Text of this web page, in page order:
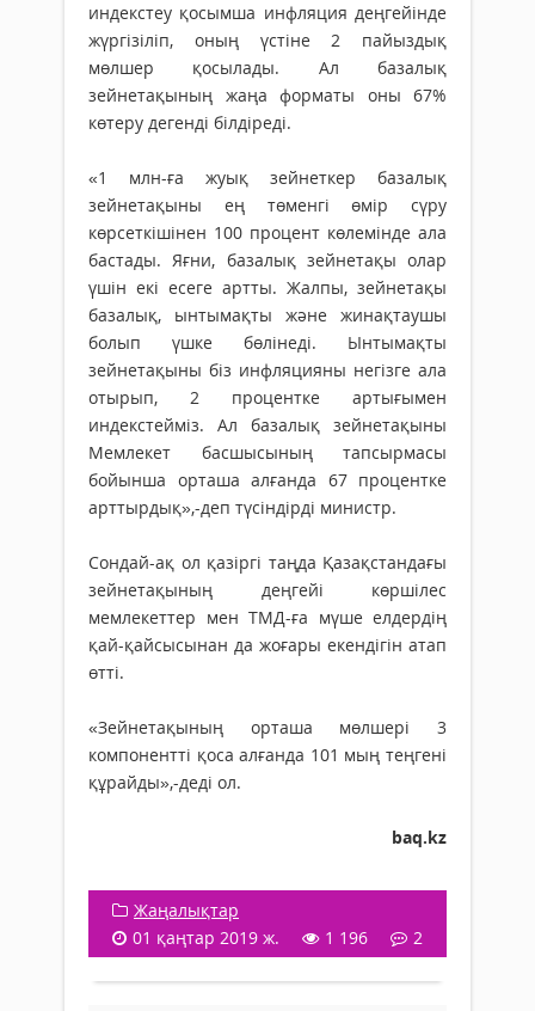
индекстеу қосымша инфляция деңгейінде
жүргізіліп, оның үстіне 2 пайыздық
мөлшер қосылады. Ал базалық
зейнетақының жаңа форматы оны 67%
көтеру дегенді білдіреді.
«1 млн-ға жуық зейнеткер базалық
зейнетақыны ең төменгі өмір сүру
көрсеткішінен 100 процент көлемінде ала
бастады. Яғни, базалық зейнетақы олар
үшін екі есеге артты. Жалпы, зейнетақы
базалық, ынтымақты және жинақтаушы
болып үшке бөлінеді. Ынтымақты
зейнетақыны біз инфляцияны негізге ала
отырып, 2 процентке артығымен
индекстейміз. Ал базалық зейнетақыны
Мемлекет басшысының тапсырмасы
бойынша орташа алғанда 67 процентке
арттырдық»,-деп түсіндірді министр.
Сондай-ақ ол қазіргі таңда Қазақстандағы
зейнетақының деңгейі көршілес
мемлекеттер мен ТМД-ға мүше елдердің
қай-қайсысынан да жоғары екендігін атап
өтті.
«Зейнетақының орташа мөлшері 3
компонентті қоса алғанда 101 мың теңгені
құрайды»,-деді ол.
baq.kz
Жаңалықтар
01 қаңтар 2019 ж.
1 196 2